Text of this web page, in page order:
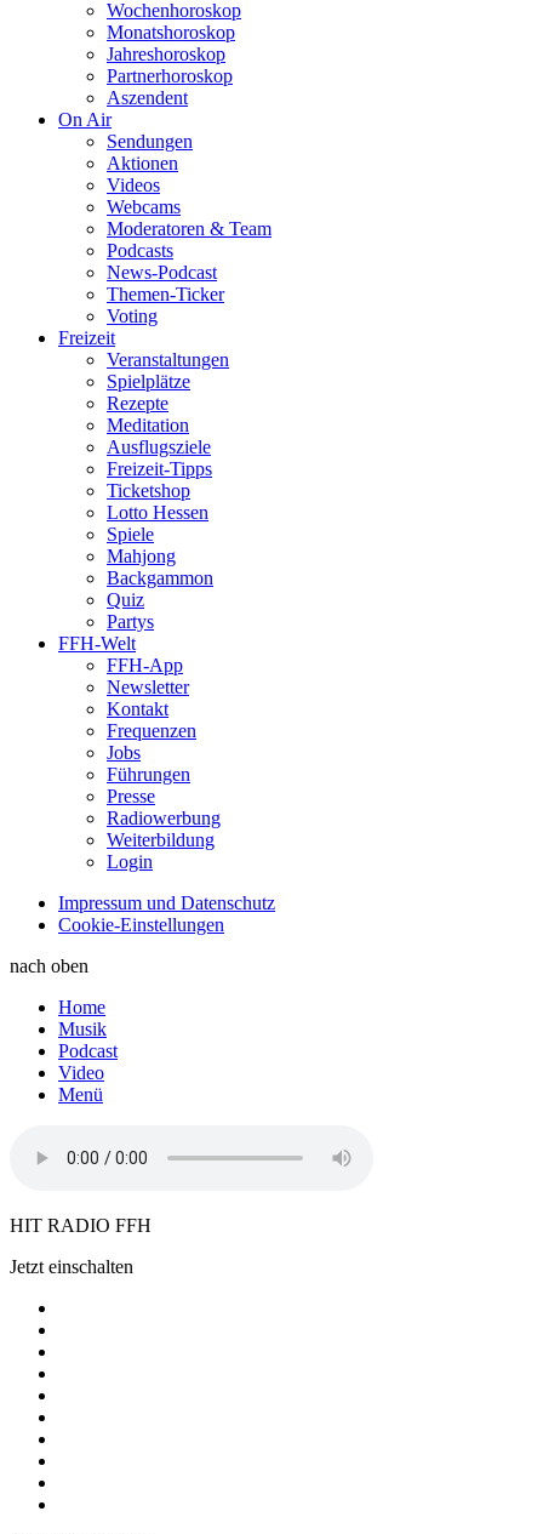
Wochenhoroskop
Monatshoroskop
Jahreshoroskop
Partnerhoroskop
Aszendent
On Air
Sendungen
Aktionen
Videos
Webcams
Moderatoren & Team
Podcasts
News-Podcast
Themen-Ticker
Voting
Freizeit
Veranstaltungen
Spielplätze
Rezepte
Meditation
Ausflugsziele
Freizeit-Tipps
Ticketshop
Lotto Hessen
Spiele
Mahjong
Backgammon
Quiz
Partys
FFH-Welt
FFH-App
Newsletter
Kontakt
Frequenzen
Jobs
Führungen
Presse
Radiowerbung
Weiterbildung
Login
Impressum und Datenschutz
Cookie-Einstellungen
nach oben
Home
Musik
Podcast
Video
Menü
HIT RADIO FFH
Jetzt einschalten